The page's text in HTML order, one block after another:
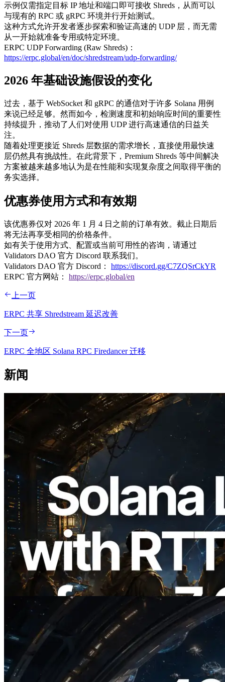
示例仅需指定目标 IP 地址和端口即可接收 Shreds，从而可以
与现有的 RPC 或 gRPC 环境并行开始测试。
这种方式允许开发者逐步探索和验证高速的 UDP 层，而无需
从一开始就准备专用或特定环境。
ERPC UDP Forwarding (Raw Shreds)：
https://erpc.global/en/doc/shredstream/udp-forwarding/
2026 年基础设施假设的变化
过去，基于 WebSocket 和 gRPC 的通信对于许多 Solana 用例
来说已经足够。然而如今，检测速度和初始响应时间的重要性
持续提升，推动了人们对使用 UDP 进行高速通信的日益关
注。
随着处理更接近 Shreds 层数据的需求增长，直接使用最快速
层仍然具有挑战性。在此背景下，Premium Shreds 等中间解决
方案被越来越多地认为是在性能和实现复杂度之间取得平衡的
务实选择。
优惠券使用方式和有效期
该优惠券仅对 2026 年 1 月 4 日之前的订单有效。截止日期后
将无法再享受相同的价格条件。
如有关于使用方式、配置或当前可用性的咨询，请通过
Validators DAO 官方 Discord 联系我们。
Validators DAO 官方 Discord： https://discord.gg/C7ZQSrCkYR
ERPC 官方网站： https://erpc.global/en
上一页
ERPC 共享 Shredstream 延迟改善
下一页
ERPC 全地区 Solana RPC Firedancer 迁移
新闻
2026.08.05
ERPC 扩展 Solana Leader Slot API：新
增全球 7 个区域的 Ping 测量，Validators
Information API 同步上线
阅读此文章